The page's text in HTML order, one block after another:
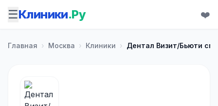
☰Клиники.Ру ❤️
Главная › Москва › Клиники › Дентал Визит/Бьюти